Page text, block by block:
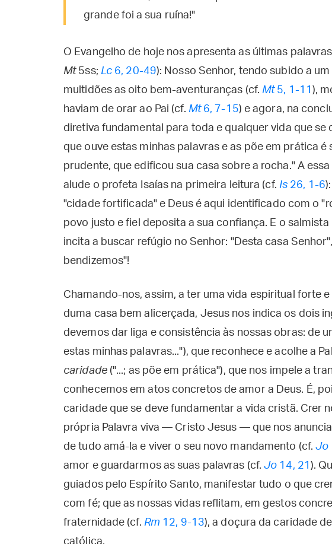
grande foi a sua ruína!"
O Evangelho de hoje nos apresenta as últimas
Mt5ss; Lc 6, 20-49): Nosso Senhor, tendo subido a
multidões as oito bem-aventuranças (cf.Mt5, 1-11 ),
haviam de orar ao Pai (cf. Mt6, 7-15) e agora, na
diretiva fundamental para toda e qualquer vida que se
que ouve estas minhas palavras e as põe em prática é
prudente, que edificou sua casa sobre a rocha." A
alude o profeta Isaías na primeira leitura (cf. Is 26, 1-6
"cidade fortificada" e Deus é aqui identificado com o
povo justo e fiel deposita a sua confiança. E o salmista
incita a buscar refúgio no Senhor: "Desta casa
bendizemos"!
Chamando-nos, assim, a ter uma vida espiritual forte
duma casa bem alicerçada, Jesus nos indica os dois
devemos dar liga e consistência às nossas obras: de
estas minhas palavras..."), que reconhece e acolhe a
caridade("...; as põe em prática"), que nos impele a
conhecemos em atos concretos de amor a Deus. É,
caridade que se deve fundamentar a vida cristã. Crer
própria Palavra viva — Cristo Jesus — que nos anuncia
de tudo amá-la e viver o seu novo mandamento (cf.Jo
amor e guardarmos as suas palavras (cf.Jo 14, 21 ).
guiados pelo Espírito Santo, manifestar tudo o que
com fé; que as nossas vidas reflitam, em gestos
fraternidade (cf. Rm 12, 9-13), a doçura da caridade
católica.